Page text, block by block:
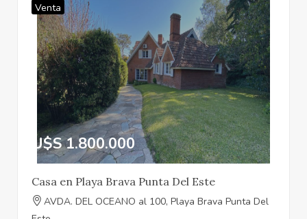
Venta
U$S 1.800.000
Casa en Playa Brava Punta Del Este
AVDA. DEL OCEANO al 100, Playa Brava Punta Del